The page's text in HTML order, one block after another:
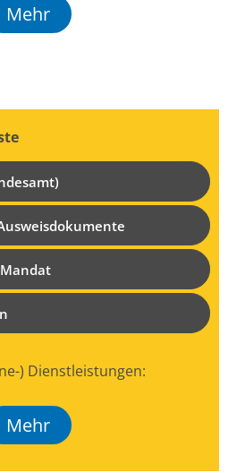
Mehr
Mandat
) Dienstleistungen:
Mehr